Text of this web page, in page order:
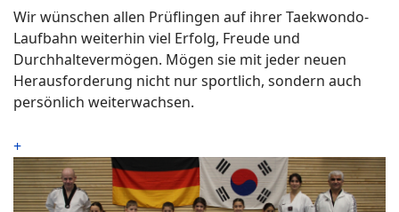
Wir wünschen allen Prüflingen auf ihrer Taekwondo-
Laufbahn weiterhin viel Erfolg, Freude und
Durchhaltevermögen. Mögen sie mit jeder neuen
Herausforderung nicht nur sportlich, sondern auch
persönlich weiterwachsen.
+